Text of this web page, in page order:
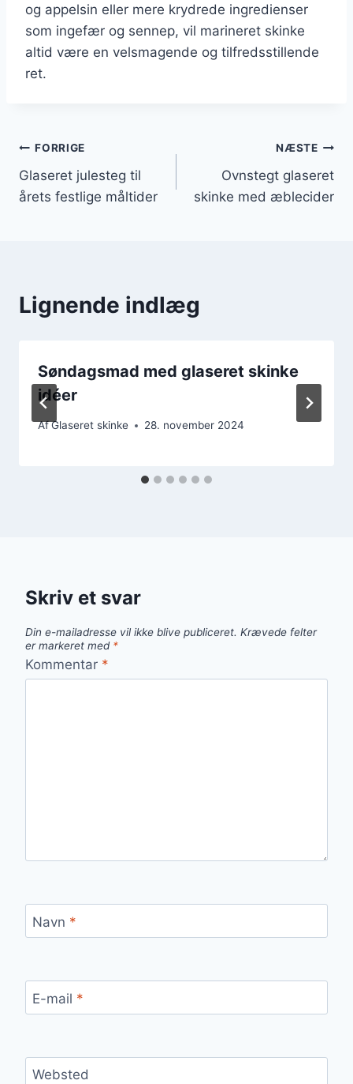
og appelsin eller mere krydrede ingredienser
som ingefær og sennep, vil marineret skinke
altid være en velsmagende og tilfredsstillende
ret.
Indlægsnavigation
FORRIGE
Glaseret julesteg til
årets festlige måltider
NÆSTE
Ovnstegt glaseret
skinke med æblecider
Lignende indlæg
Søndagsmad med glaseret skinke
idéer
AfGlaseret skinke 28. november 2024
Skriv et svar
Din e-mailadresse vil ikke blive publiceret. Krævede felter
er markeret med *
Kommentar *
Navn *
E-mail *
Websted